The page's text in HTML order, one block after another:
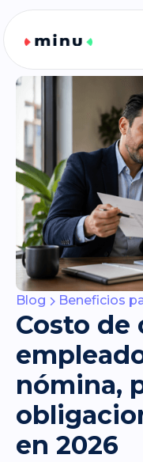
Blog Beneficios
Costo de
nómina,
en 2026